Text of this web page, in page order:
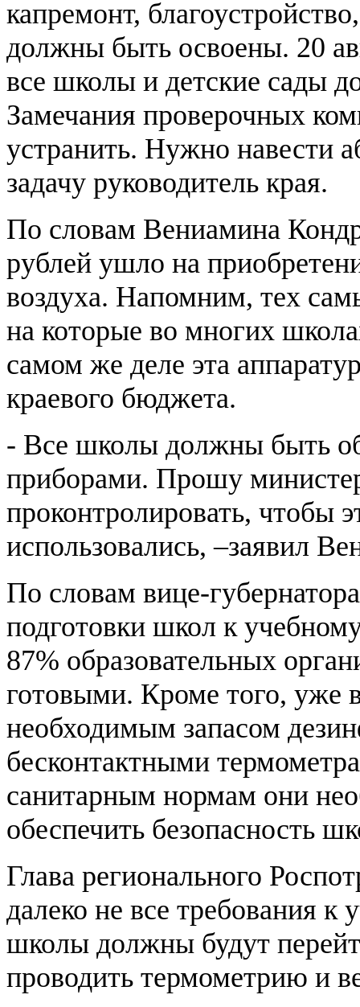
капремонт,
должны быть освоены. 20
все школы и детские сады
Замечания проверочных
устранить. Нужно навести
задачу руководитель края.
По словам Вениамина
рублей ушло на
воздуха. Напомним, тех
на которые во многих
самом же деле эта
краевого бюджета.
- Все школы должны быть
приборами. Прошу
проконтролировать, чтобы
использовались, –заявил
По словам вице-
подготовки школ к
87% образовательных
готовыми. Кроме того, уже
необходимым запасом
бесконтактными
санитарным нормам они
обеспечить безопасность
Глава регионального
далеко не все требования
школы должны будут
проводить термометрию и